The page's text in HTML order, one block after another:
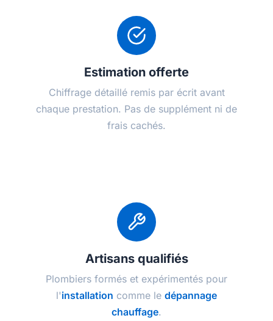
Estimation offerte
Chiffrage détaillé remis par écrit avant
chaque prestation. Pas de supplément ni de
frais cachés.
Artisans qualifiés
Plombiers formés et expérimentés pour
l'installation comme le dépannage
chauffage.